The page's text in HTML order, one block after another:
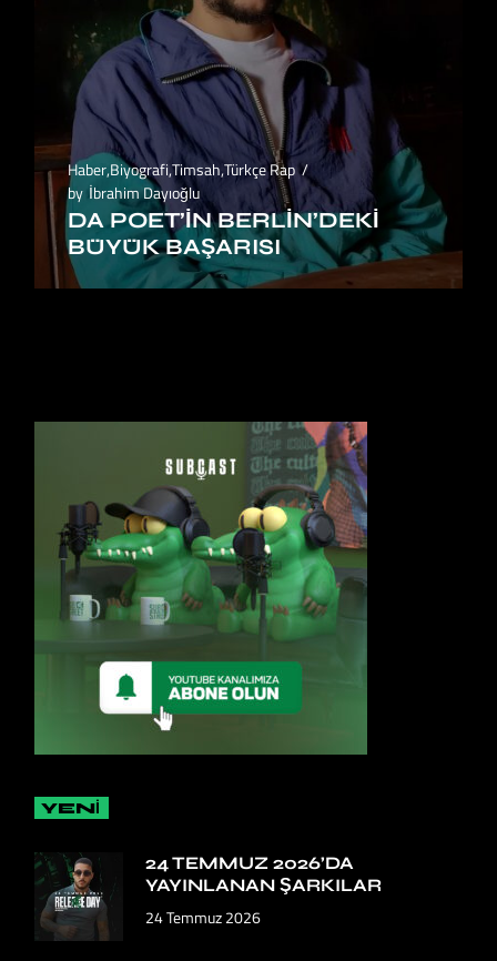
Haber,Biyografi,Timsah,Türkçe Rap
by İbrahim Dayıoğlu
DA POET’IN BERLIN’DEKI
BÜYÜK BAŞARISI
YENİ
24 TEMMUZ 2026’DA
YAYINLANAN ŞARKILAR
24 Temmuz 2026